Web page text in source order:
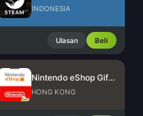
INDONESIA
Ulasan Beli
Nintendo eShop Gift Card (HK)
HONG KONG